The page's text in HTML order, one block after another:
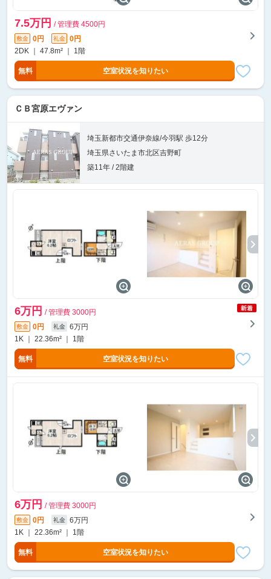
7.5万円 / 管理費 4500円
敷金 0円 礼金
0円
2DK ｜ 47.8m² ｜ 1階
無料 空室状況を知りたい
ＣＢ宮原エヴァン
埼玉新都市交通伊奈線/今羽駅 歩12分
埼玉県さいたま市北区吉野町
築11年 / 2階建
6万円 / 管理費 3000円
敷金 0円 礼金
6万円
1K ｜ 22.36m² ｜ 1階
無料 空室状況を知りたい
6万円 / 管理費 3000円
敷金 0円 礼金
6万円
1K ｜ 22.36m² ｜ 1階
無料 空室状況を知りたい